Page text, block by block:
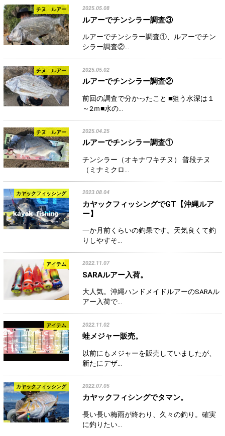
チヌ ルアー 2025.05.08
ルアーでチンシラー調査③
ルアーでチンシラー調査①、ルアーでチン
シラー調査②…
チヌ ルアー 2025.05.02
ルアーでチンシラー調査②
前回の調査で分かったこと ■狙う水深は１
～2ｍ■水の…
チヌ ルアー 2025.04.25
ルアーでチンシラー調査①
チンシラー（オキナワキチヌ） 普段チヌ
（ミナミクロ…
カヤックフィッシング 2023.08.04
カヤックフィッシングでGT【沖縄ルア
ー】
一か月前くらいの釣果です。天気良くて釣
りしやすそ…
アイテム 2022.11.07
SARAルアー入荷。
大人気。沖縄ハンドメイドルアーのSARAル
アー入荷で…
アイテム 2022.11.02
蛙メジャー販売。
以前にもメジャーを販売していましたが、
新たにデザ…
カヤックフィッシング 2022.07.05
カヤックフィシングでタマン。
長い長い梅雨が終わり、久々の釣り。確実
に釣りたい…